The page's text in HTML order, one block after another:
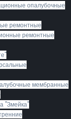
опалубочные
ремонтные
ремонтные
мембранные
"Змейка"